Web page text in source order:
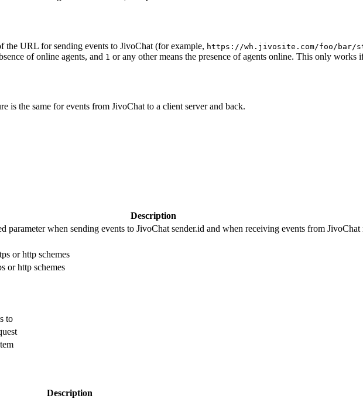
the URL for sending events to JivoChat (for example, https://wh.jivosite.com/foo/bar/
of online agents, and 1 or any other means the presence of agents online. This only works
is the same for events from JivoChat to a client server and back.
Description
parameter when sending events to JivoChat sender.id and when receiving events from JivoChat
or http schemes
or http schemes
to
Description